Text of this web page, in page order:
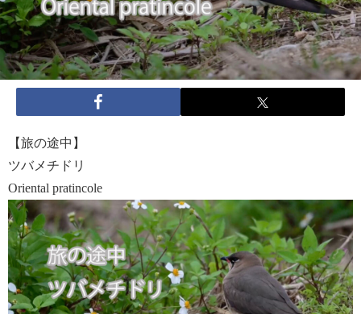
【旅の途中】
ツバメチドリ
Oriental pratincole